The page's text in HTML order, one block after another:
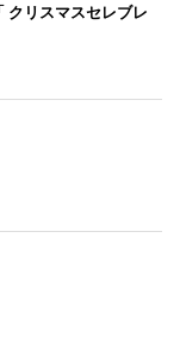
リスマスセレブレ